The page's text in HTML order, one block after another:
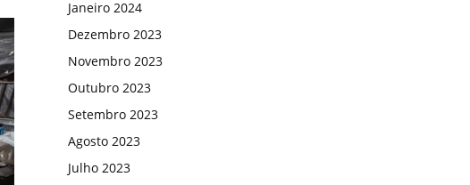
Janeiro 2024
Dezembro 2023
Novembro 2023
Outubro 2023
Setembro 2023
Agosto 2023
Julho 2023